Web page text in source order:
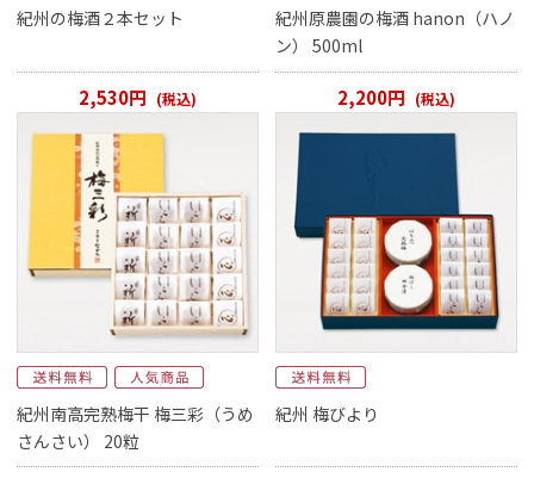
紀州の梅酒２本セット
2,530円 (税込)
紀州原農園の梅酒 hanon（ハノ
ン） 500ml
2,200円 (税込)
紀州南高完熟梅干 梅三彩（うめ
さんさい） 20粒
紀州 梅びより